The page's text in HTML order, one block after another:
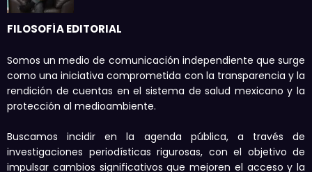
FILOSOFÍA EDITORIAL
Somos un medio de comunicación independiente que surge
como una iniciativa comprometida con la transparencia y la
rendición de cuentas en el sistema de salud mexicano y la
protección al medioambiente.
Buscamos incidir en la agenda pública, a través de
investigaciones periodísticas rigurosas, con el objetivo de
impulsar cambios significativos que mejoren el acceso y la